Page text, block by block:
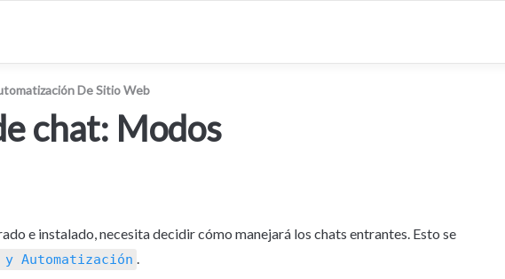
De Sitio Web
chat: Modos
e instalado, necesita decidir cómo manejará los chats entrantes. Esto se
y Automatización .